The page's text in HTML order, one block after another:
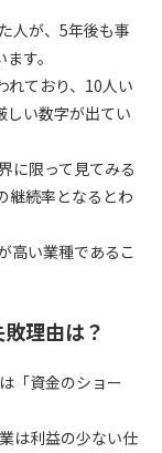
人が、5年後も事
す。
れており、10人い
しい数字が出てい
に限って見てみる
継続率となるとわ
高い業種であるこ
理由は？
「資金のショー
は利益の少ない仕